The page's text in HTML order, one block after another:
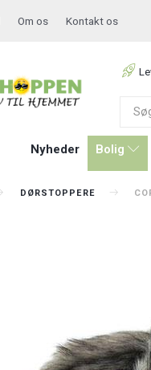
Om os Kontakt os
Nyheder Bolig
DØRSTOPPERE